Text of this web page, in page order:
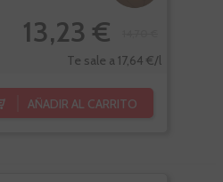
13,23 €
Te sale a 17,64 €/l
AÑADIR AL CARRITO